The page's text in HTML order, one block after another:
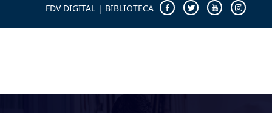
FDV DIGITAL | BIBLIOTECA